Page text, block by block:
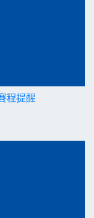
程提醒